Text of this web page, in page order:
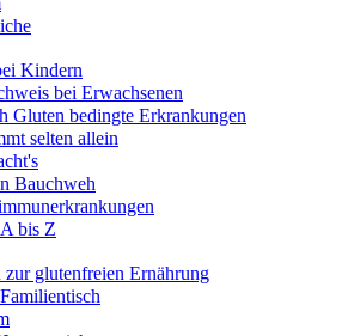
Kindern
bei Erwachsenen
bedingte Erkrankungen
selten allein
Bauchweh
bis Z
glutenfreien Ernährung